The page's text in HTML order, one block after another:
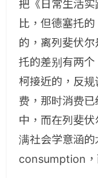
把《日常生活
比，但德塞托
的，离列斐伏
托的差别有两
柯接近的，反
费，那时消费
中，而在列斐
满社会学意涵
consumption